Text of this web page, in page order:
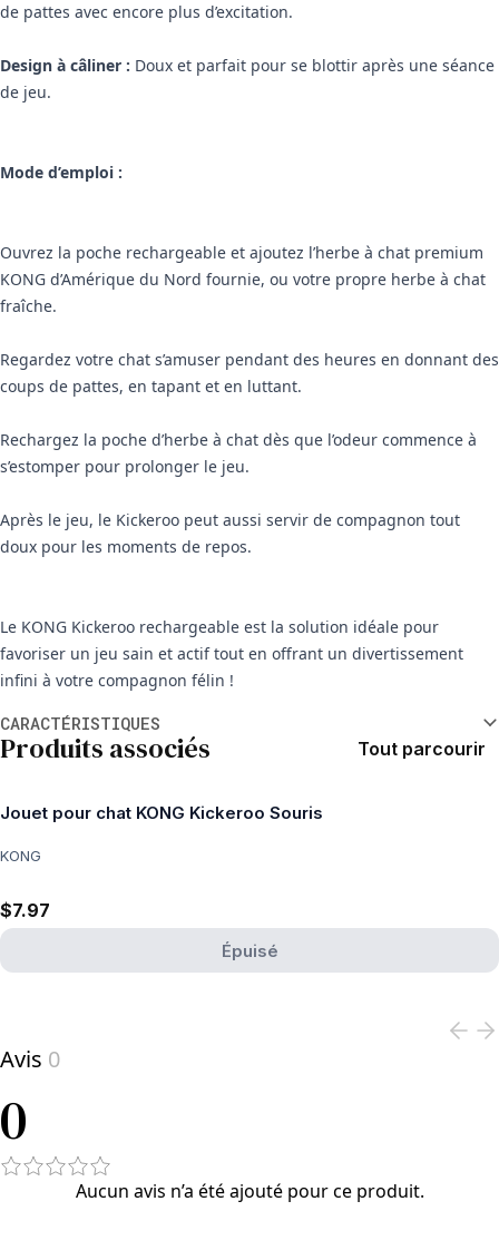
de pattes avec encore plus d’excitation.
Design à câliner : Doux et parfait pour se blottir après une séance
de jeu.
Mode d’emploi :
Ouvrez la poche rechargeable et ajoutez l’herbe à chat premium
KONG d’Amérique du Nord fournie, ou votre propre herbe à chat
fraîche.
Regardez votre chat s’amuser pendant des heures en donnant des
coups de pattes, en tapant et en luttant.
Rechargez la poche d’herbe à chat dès que l’odeur commence à
s’estomper pour prolonger le jeu.
Après le jeu, le Kickeroo peut aussi servir de compagnon tout
doux pour les moments de repos.
Le KONG Kickeroo rechargeable est la solution idéale pour
favoriser un jeu sain et actif tout en offrant un divertissement
infini à votre compagnon félin !
CARACTÉRISTIQUES
Produits associés Tout parcourir
Jouet pour chat KONG Kickeroo Souris
KONG
$7.97
Épuisé
Avis 0
0
Aucun avis n’a été ajouté pour ce produit.